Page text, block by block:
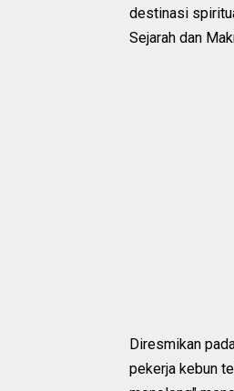
destinasi
Sejarah dan
Diresmikan
pekerja kebun